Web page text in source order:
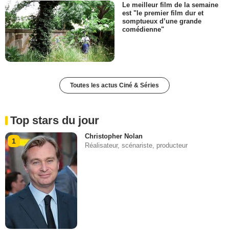
Le meilleur film de la semaine
est "le premier film dur et
somptueux d’une grande
comédienne"
Toutes les actus Ciné & Séries
Top stars du jour
1
Christopher Nolan
Réalisateur, scénariste, producteur